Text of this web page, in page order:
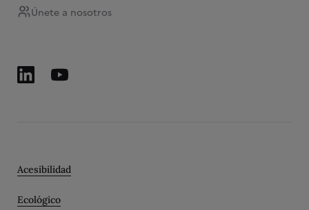
Únete a nosotros
Acesibilidad
Ecológico